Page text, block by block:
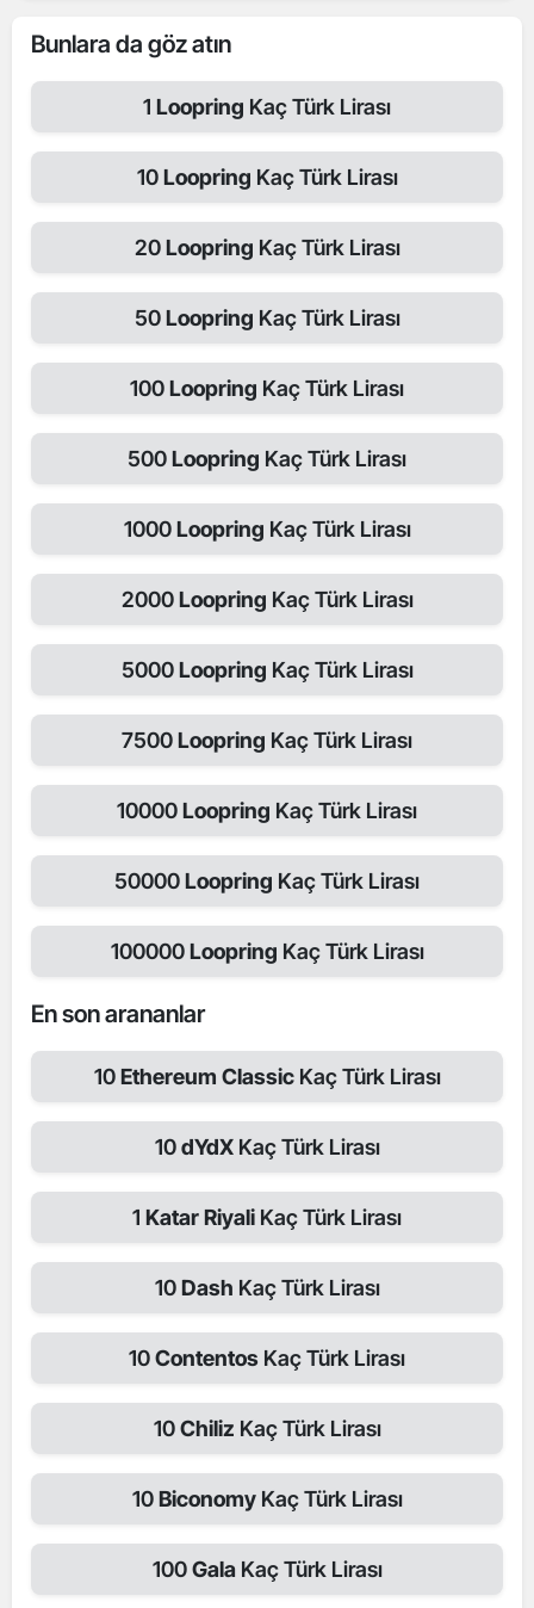
Bunlara da göz atın
1 Loopring Kaç Türk Lirası
10Loopring Kaç Türk Lirası
20Loopring Kaç Türk Lirası
50Loopring Kaç Türk Lirası
100Loopring Kaç Türk Lirası
500Loopring Kaç Türk Lirası
1000Loopring Kaç Türk Lirası
2000Loopring Kaç Türk Lirası
5000Loopring Kaç Türk Lirası
7500Loopring Kaç Türk Lirası
10000Loopring Kaç Türk Lirası
50000Loopring Kaç Türk Lirası
100000Loopring Kaç Türk Lirası
En son arananlar
10Ethereum Classic Kaç Türk Lirası
10dYdX Kaç Türk Lirası
1 Katar Riyali Kaç Türk Lirası
10Dash Kaç Türk Lirası
10Contentos Kaç Türk Lirası
10Chiliz Kaç Türk Lirası
10Biconomy Kaç Türk Lirası
100Gala Kaç Türk Lirası